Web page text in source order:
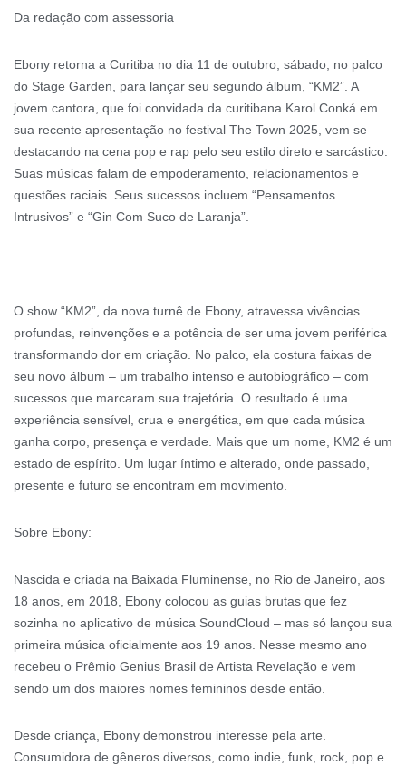
Da redação com assessoria
Ebony retorna a Curitiba no dia 11 de outubro, sábado, no palco
do Stage Garden, para lançar seu segundo álbum, “KM2”. A
jovem cantora, que foi convidada da curitibana Karol Conká em
sua recente apresentação no festival The Town 2025, vem se
destacando na cena pop e rap pelo seu estilo direto e sarcástico.
Suas músicas falam de empoderamento, relacionamentos e
questões raciais. Seus sucessos incluem “Pensamentos
Intrusivos” e “Gin Com Suco de Laranja”.
O show “KM2”, da nova turnê de Ebony, atravessa vivências
profundas, reinvenções e a potência de ser uma jovem periférica
transformando dor em criação. No palco, ela costura faixas de
seu novo álbum – um trabalho intenso e autobiográfico – com
sucessos que marcaram sua trajetória. O resultado é uma
experiência sensível, crua e energética, em que cada música
ganha corpo, presença e verdade. Mais que um nome, KM2 é um
estado de espírito. Um lugar íntimo e alterado, onde passado,
presente e futuro se encontram em movimento.
Sobre Ebony:
Nascida e criada na Baixada Fluminense, no Rio de Janeiro, aos
18 anos, em 2018, Ebony colocou as guias brutas que fez
sozinha no aplicativo de música SoundCloud – mas só lançou sua
primeira música oficialmente aos 19 anos. Nesse mesmo ano
recebeu o Prêmio Genius Brasil de Artista Revelação e vem
sendo um dos maiores nomes femininos desde então.
Desde criança, Ebony demonstrou interesse pela arte.
Consumidora de gêneros diversos, como indie, funk, rock, pop e